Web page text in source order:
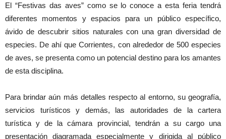
El “Festivas das aves” como se lo conoce a esta feria tendrá
diferentes momentos y espacios para un público específico,
ávido de descubrir sitios naturales con una gran diversidad de
especies. De ahí que Corrientes, con alrededor de 500 especies
de aves, se presenta como un potencial destino para los amantes
de esta disciplina.
Para brindar aún más detalles respecto al entorno, su geografía,
servicios turísticos y demás, las autoridades de la cartera
turística y de la cámara provincial, tendrán a su cargo una
presentación diagramada especialmente y dirigida al público